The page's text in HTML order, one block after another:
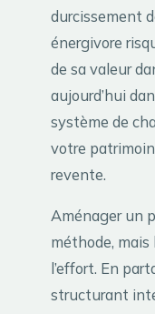
durcissement
énergivore
de sa valeur
aujourd’hui
système de
votre
revente.
Aménager un
méthode,
l’effort. En
structurant